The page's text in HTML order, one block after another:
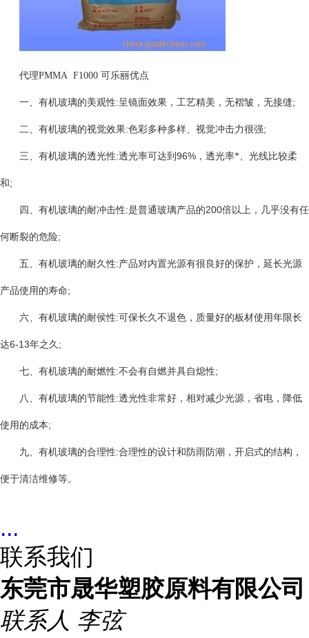
代理PMMA F1000 可乐丽优点
一、有机玻璃的美观性:呈镜面效果，工艺精美，无褶皱，无接缝;
二、有机玻璃的视觉效果:色彩多种多样、视觉冲击力很强;
三、有机玻璃的透光性:透光率可达到 96% ，透光率*、光线比较柔
和 ;
四、有机玻璃的耐冲击性:是普通玻璃产品的200倍以上，几乎没有任
何断裂的危险;
五、有机玻璃的耐久性:产品对内置光源有很良好的保护，延长光源
产品使用的寿命;
六、有机玻璃的耐侯性:可保长久不退色，质量好的板材使用年限长
达6-13年之久 ;
七、有机玻璃的耐燃性:不会有自燃并具自熄性;
八、有机玻璃的节能性:透光性非常好，相对减少光源，省电，降低
使用的成本;
九、有机玻璃的合理性:合理性的设计和防雨防潮，开启式的结构，
便于清洁维修等。
...
联系我们
东莞市晟华塑胶原料有限公司
联系人 李弦